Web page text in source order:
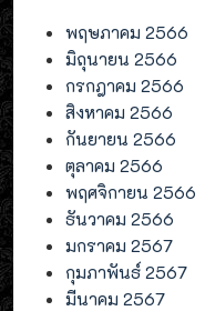
พฤษภาคม 2566
มิถุนายน 2566
กรกฎาคม 2566
สิงหาคม 2566
กันยายน 2566
ตุลาคม 2566
พฤศจิกายน 2566
ธันวาคม 2566
มกราคม 2567
กุมภาพันธ์ 2567
มีนาคม 2567